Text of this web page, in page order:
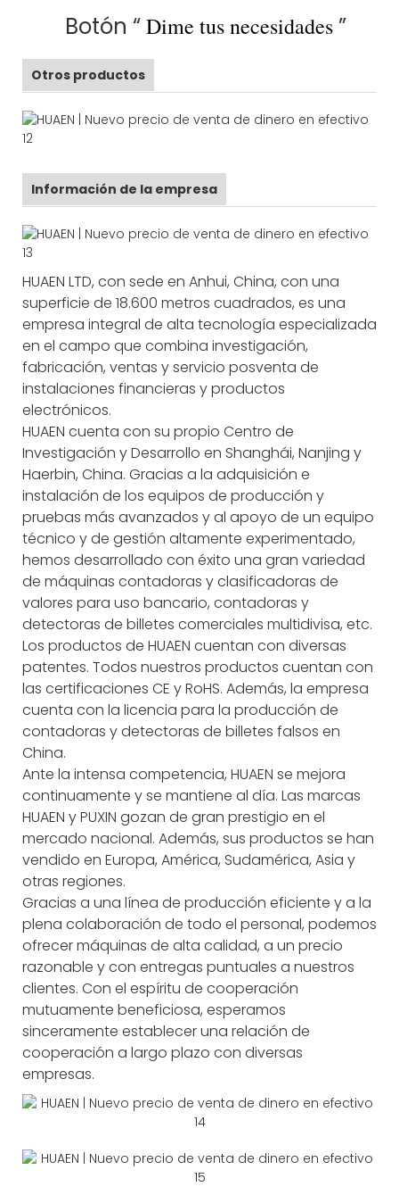
Botón “Dime tus necesidades”
Otros productos
Información de la empresa
HUAEN LTD, con sede en Anhui, China, con una
superficie de 18.600 metros cuadrados, es una
empresa integral de alta tecnología especializada
en el campo que combina investigación,
fabricación, ventas y servicio posventa de
instalaciones financieras y productos
electrónicos.
HUAEN cuenta con su propio Centro de
Investigación y Desarrollo en Shanghái, Nanjing y
Haerbin, China. Gracias a la adquisición e
instalación de los equipos de producción y
pruebas más avanzados y al apoyo de un equipo
técnico y de gestión altamente experimentado,
hemos desarrollado con éxito una gran variedad
de máquinas contadoras y clasificadoras de
valores para uso bancario, contadoras y
detectoras de billetes comerciales multidivisa, etc.
Los productos de HUAEN cuentan con diversas
patentes. Todos nuestros productos cuentan con
las certificaciones CE y RoHS. Además, la empresa
cuenta con la licencia para la producción de
contadoras y detectoras de billetes falsos en
China.
Ante la intensa competencia, HUAEN se mejora
continuamente y se mantiene al día. Las marcas
HUAEN y PUXIN gozan de gran prestigio en el
mercado nacional. Además, sus productos se han
vendido en Europa, América, Sudamérica, Asia y
otras regiones.
Gracias a una línea de producción eficiente y a la
plena colaboración de todo el personal, podemos
ofrecer máquinas de alta calidad, a un precio
razonable y con entregas puntuales a nuestros
clientes. Con el espíritu de cooperación
mutuamente beneficiosa, esperamos
sinceramente establecer una relación de
cooperación a largo plazo con diversas
empresas.